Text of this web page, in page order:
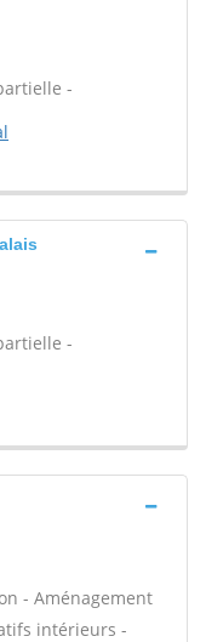
-
-
- Aménagement
intérieurs -